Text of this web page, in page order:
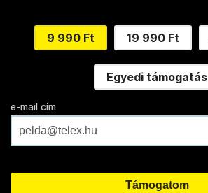
9 990 Ft 19 990 Ft
Egyedi támogatás
e-mail cím